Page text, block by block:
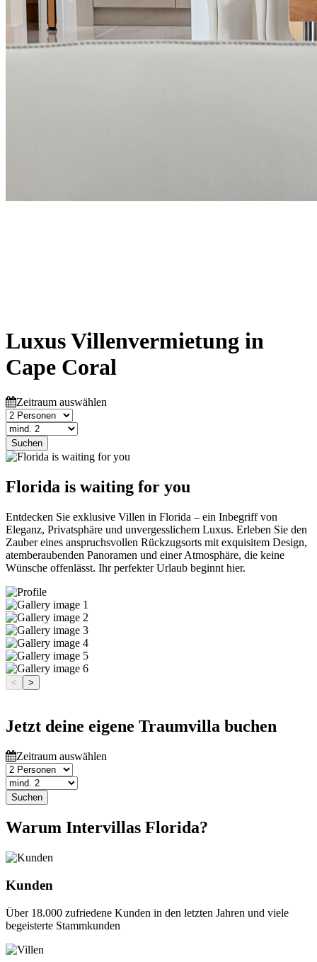
Luxus Villenvermietung in
Cape Coral
Zeitraum auswählen
Suchen
Florida is waiting for you
Entdecken Sie exklusive Villen in Florida – ein Inbegriff von
Eleganz, Privatsphäre und unvergesslichem Luxus. Erleben Sie den
Zauber eines anspruchsvollen Rückzugsorts mit exquisitem Design,
atemberaubenden Panoramen und einer Atmosphäre, die keine
Wünsche offenlässt. Ihr perfekter Urlaub beginnt hier.
< >
Jetzt deine eigene Traumvilla buchen
Zeitraum auswählen
Suchen
Warum Intervillas Florida?
Kunden
Über 18.000 zufriedene Kunden in den letzten Jahren und viele
begeisterte Stammkunden